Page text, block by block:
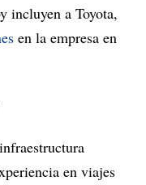
incluyen a Toyota,
en la empresa en
en viajes